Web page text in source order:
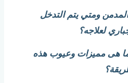
ومتي يتم التدخل
لعلاجه؟
هى مميزات وعيوب هذه